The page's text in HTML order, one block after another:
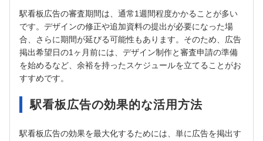
駅看板広告の審査期間は、通常1週間程度かかることが多い
です。デザインの修正や追加資料の提出が必要になった場
合、さらに期間が延びる可能性もあります。そのため、広告
掲出希望日の1ヶ月前には、デザイン制作と審査申請の準備
を始めるなど、余裕を持ったスケジュールを立てることがお
すすめです。
駅看板広告の効果的な活用方法
駅看板広告の効果を最大化するためには、単に広告を掲出す